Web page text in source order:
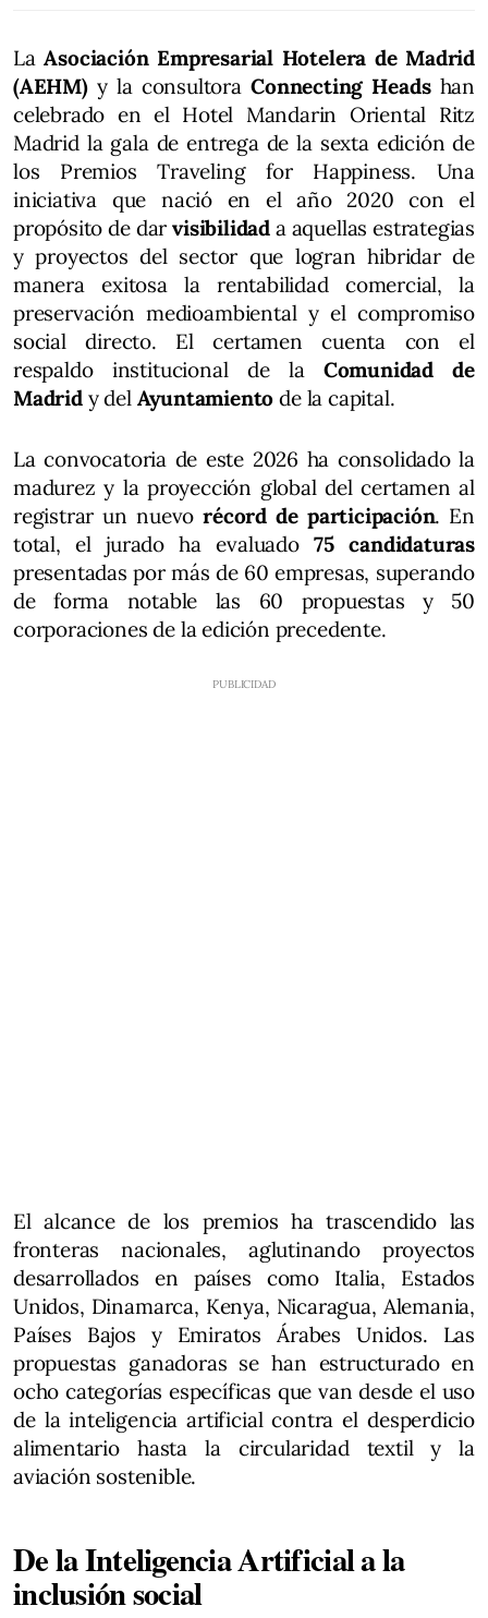
LaAsociación Empresarial Hotelera de Madrid
(AEHM)y la consultoraConnecting Headshan
celebrado en el Hotel Mandarin Oriental Ritz
Madrid la gala de entrega de la sexta edición de
los Premios Traveling for Happiness. Una
iniciativa que nació en el año 2020 con el
propósito de darvisibilidad a aquellas estrategias
y proyectos del sector que logran hibridar de
manera exitosa la rentabilidad comercial, la
preservación medioambiental y el compromiso
social directo. El certamen cuenta con el
respaldo institucional de la Comunidad de
Madridy del Ayuntamientode la capital.
La convocatoria de este 2026 ha consolidado la
madurez y la proyección global del certamen al
registrar un nuevorécord de participación. En
total, el jurado ha evaluado75 candidaturas
presentadas por más de 60 empresas, superando
de forma notable las 60 propuestas y 50
corporaciones de la edición precedente.
El alcance de los premios ha trascendido las
fronteras nacionales, aglutinando proyectos
desarrollados en países como Italia, Estados
Unidos, Dinamarca, Kenya, Nicaragua, Alemania,
Países Bajos y Emiratos Árabes Unidos. Las
propuestas ganadoras se han estructurado en
ocho categorías específicas que van desde el uso
de la inteligencia artificial contra el desperdicio
alimentario hasta la circularidad textil y la
aviación sostenible.
De la Inteligencia Artificial a la
inclusión social